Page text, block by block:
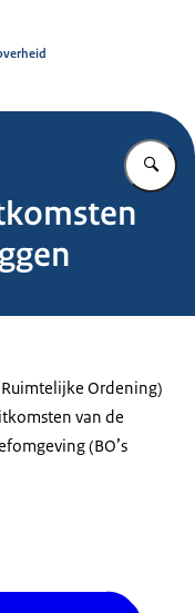
Ordening)
van de
(BO’s